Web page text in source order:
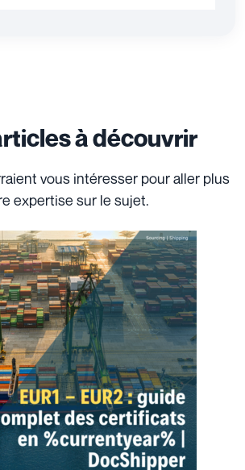
à découvrir
vous intéresser pour aller plus
expertise sur le sujet.